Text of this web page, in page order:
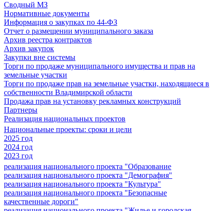
Сводный МЗ
Нормативные документы
Информация о закупках по 44-ФЗ
Отчет о размещении муниципального заказа
Архив реестра контрактов
Архив закупок
Закупки вне системы
Торги по продаже муниципального имущества и прав на
земельные участки
Торги по продаже прав на земельные участки, находящиеся в
собственности Владимирской области
Продажа прав на установку рекламных конструкций
Партнеры
Реализация национальных проектов
Национальные проекты: сроки и цели
2025 год
2024 год
2023 год
реализация национального проекта "Образование
реализация национального проекта "Демография"
реализация национального проекта "Культура"
реализация национального проекта "Безопасные
качественные дороги"